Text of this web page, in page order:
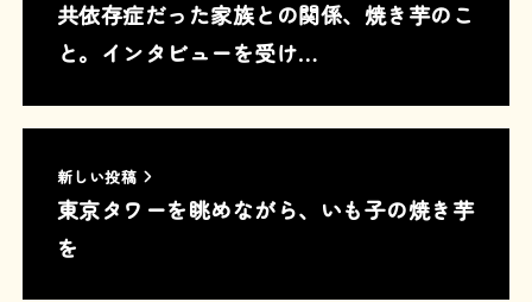
共依存症だった家族との関係、焼き芋のこ
と。インタビューを受け…
新しい投稿
東京タワーを眺めながら、いも子の焼き芋
を